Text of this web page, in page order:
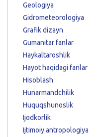
Geologiya
Gidrometeorologiya
Grafik dizayn
Gumanitar fanlar
Haykaltaroshlik
Hayot haqidagi fanlar
Hisoblash
Hunarmandchilik
Huquqshunoslik
Ijodkorlik
Ijtimoiy antropologiya